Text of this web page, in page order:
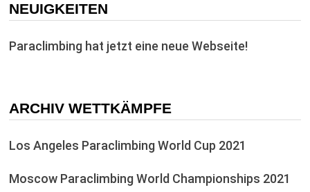
NEUIGKEITEN
Paraclimbing hat jetzt eine neue Webseite!
ARCHIV WETTKÄMPFE
Los Angeles Paraclimbing World Cup 2021
Moscow Paraclimbing World Championships 2021